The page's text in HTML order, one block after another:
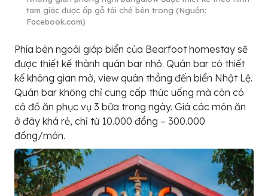
tam giác được ốp gỗ tái chế bên trong (Nguồn:
Facebook.com)
Phía bên ngoài giáp biển của Bearfoot homestay sẽ
được thiết kế thành quán bar nhỏ. Quán bar có thiết
kế không gian mở, view quán thẳng đến biển Nhật Lệ.
Quán bar không chỉ cung cấp thức uống mà còn có
cả đồ ăn phục vụ 3 bữa trong ngày. Giá các món ăn
ở đây khá rẻ, chỉ từ 10.000 đồng – 300.000
đồng/món.